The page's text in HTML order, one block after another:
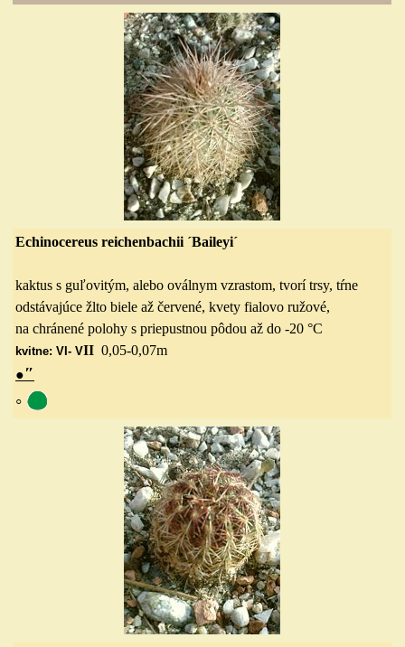
Echinocereus reichenbachii ´Baileyi´
kaktus s guľovitým, alebo oválnym vzrastom, tvorí trsy, tŕne
odstávajúce žlto biele až červené, kvety fialovo ružové,
na chránené polohy s priepustnou pôdou až do -20 °C
kvitne: VI- VII 0,05-0,07m
●″
◦